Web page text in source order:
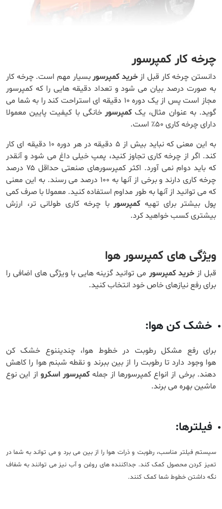
چرخه کار کمپرسور
دانستن چرخه کار قبل ازخرید کمپرسوربسیار مهم است. چرخه کار
به صورت درصد بیان می شود و تعداد دقیقه هایی را که کمپرسور
مجاز است پس از یک دوره ۱۰ دقیقه ای استراحت کند را به شما می
گوید. به عنوان مثال، یک کمپرسور خانگی با کیفیت پایین معمولا
دارای چرخه کاری ۵۰٪ است.
به این معنی که نباید بیش از ۵ دقیقه در هر دوره ۱۰ دقیقه ای کار
کند. اگر از چرخه کاری تجاوز کنید، پمپ خیلی داغ می شود و آنقدر
که باید دوام نمی آورد. اکثر کمپرسورهای صنعتی حداقل ۷۵ درصد
چرخه کاری دارند و برخی از آنها به ۱۰۰ درصد می رسند. به این معنی
که می توانید از آنها به طور مداوم استفاده کنید. معمولا با صرف کمی
پول بیشتر برای تهیه کمپرسوربا چرخه کاری طولانی تر، ارزش
بیشتری کسب خواهید کرد.
ویژگی های کمپرسور هوا
قبل ازخرید کمپرسور می توانید گزینه هایی با ویژگی های اضافی را
برای رفع نیازهای خاص خود انتخاب کنید.
خشک کن هوا:
برای رفع مشکل رطوبت در خطوط هوا، چندیننوع خشک کن
هوا وجود دارد تا رطوبت را از بین ببرند و نقطه شبنم هوا را کاهش
دهند. برخی از انواع کمپرسورها از جمله کمپرسور اسکرو از این نوع
ماشین بهره می برند.
فیلترها:
سیستم فیلتر مناسب، رطوبت و ذرات هوا را از بین می برد و می تواند به شما در
تمیز کردن محصول کمک کند. جداکننده‌ های روغن و آب نیز می ‌توانند به شفاف
نگه داشتن خطوط شما کمک کنند.